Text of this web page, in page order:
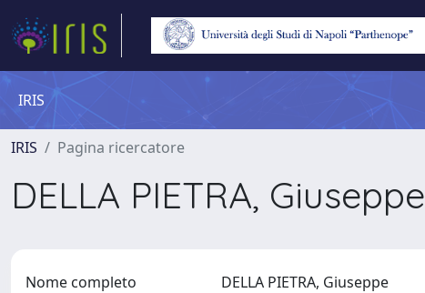
IRIS
IRIS Pagina ricercatore
DELLA PIETRA, Giuseppe
Nome completo DELLA PIETRA, Giuseppe